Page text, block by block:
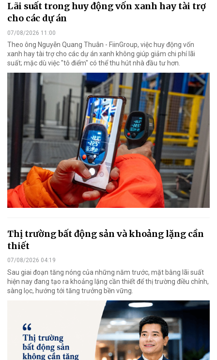
Lãi suất trong huy động vốn xanh hay tài trợ
cho các dự án
07/08/2026 11:00
Theo ông Nguyễn Quang Thuân - FiinGroup, việc huy động vốn
xanh hay tài trợ cho các dự án xanh không giúp giảm chi phí lãi
suất; mặc dù việc "tô điểm" có thể thu hút nhà đầu tư hơn.
Thị trường bất động sản và khoảng lặng cần
thiết
07/08/2026 04:19
Sau giai đoạn tăng nóng của những năm trước, mặt bằng lãi suất
hiện nay đang tạo ra khoảng lặng cần thiết để thị trường điều chỉnh,
sàng lọc, hướng tới tăng trưởng bền vững.